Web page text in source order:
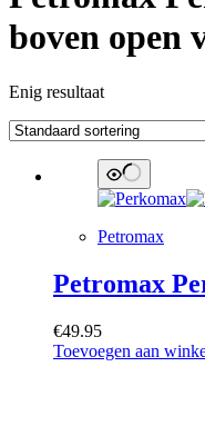
boven open
Enig resultaat
Petromax
Petromax
€49.95
Toevoegen aan